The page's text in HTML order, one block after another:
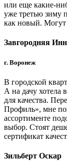
или еще какие-
уже третью зиму
как новый. Могут
Завгородняя
г. Воронеж
В городской
А на дачу хотела
для качества.
Профиль», мне
ассортименте
выбор. Стоят
сертификат
Зильберт Оскар